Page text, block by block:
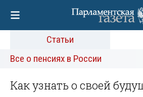
Статьи
Все о пенсиях в России
Как узнать о своей